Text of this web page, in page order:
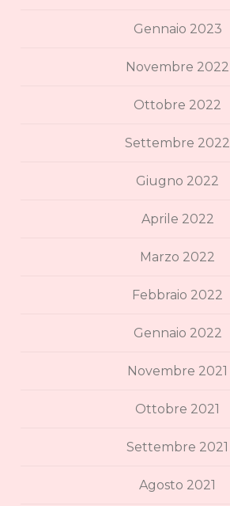
Gennaio 2023
Novembre 2022
Ottobre 2022
Settembre 2022
Giugno 2022
Aprile 2022
Marzo 2022
Febbraio 2022
Gennaio 2022
Novembre 2021
Ottobre 2021
Settembre 2021
Agosto 2021